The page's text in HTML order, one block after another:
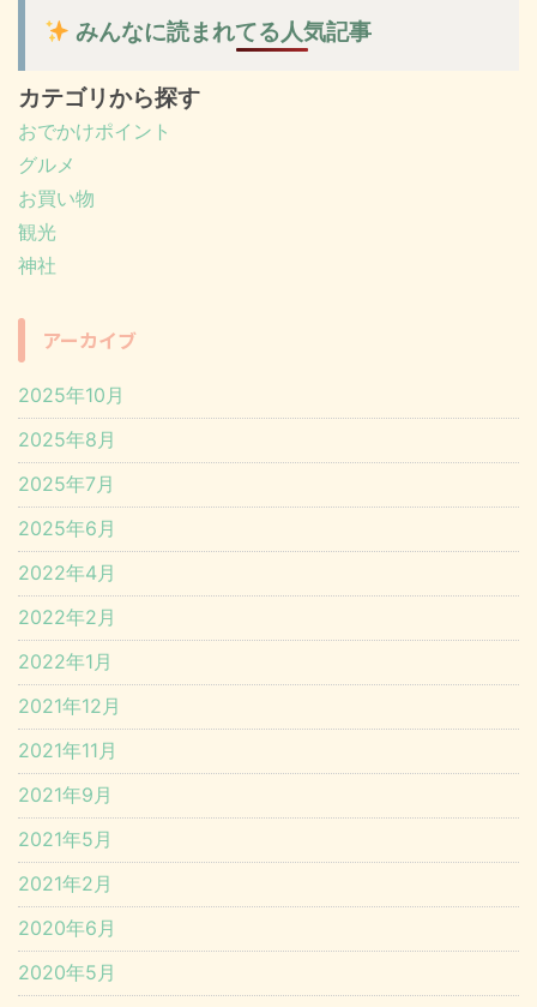
みんなに読まれてる人気記事
カテゴリから探す
おでかけポイント
グルメ
お買い物
観光
神社
アーカイブ
2025年10月
2025年8月
2025年7月
2025年6月
2022年4月
2022年2月
2022年1月
2021年12月
2021年11月
2021年9月
2021年5月
2021年2月
2020年6月
2020年5月